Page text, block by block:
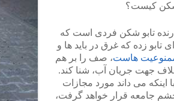
شکن کیست؟
تابو شکن فردی است که
تابو زده که غرق در باید ها و
هاست، صف را بر هم
جهت جریان آب، شنا کند.
اینکه می داند مورد مجازات
جامعه قرار خواهد گرفت،